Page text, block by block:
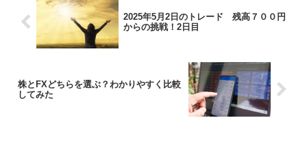
2025年5月2日のトレード 残高７００円
からの挑戦！2日目
株とFXどちらを選ぶ？わかりやすく比較
してみた